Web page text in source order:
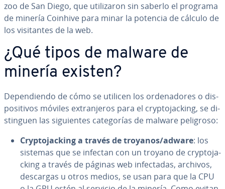
zoo de San Diego, que uti­li­za­ron sin saberlo el programa
de minería Coinhive para minar la potencia de cálculo de
los vi­si­ta­n­tes de la web.
¿Qué tipos de malware de
minería existen?
De­pe­n­die­n­do de cómo se utilicen los or­de­na­do­res o di­s­
po­si­ti­vos móviles ex­tra­n­je­ros para el cr­y­p­to­ja­c­ki­ng, se di­
s­ti­n­guen las si­guie­n­tes ca­te­go­rías de malware peligroso:
Cr­y­p­to­ja­c­ki­ng a través de troyanos/adware: los
sistemas que se infectan con un troyano de cr­y­p­to­ja­
c­ki­ng a través de páginas web in­fe­c­ta­das, archivos,
descargas u otros medios, se usan para que la CPU